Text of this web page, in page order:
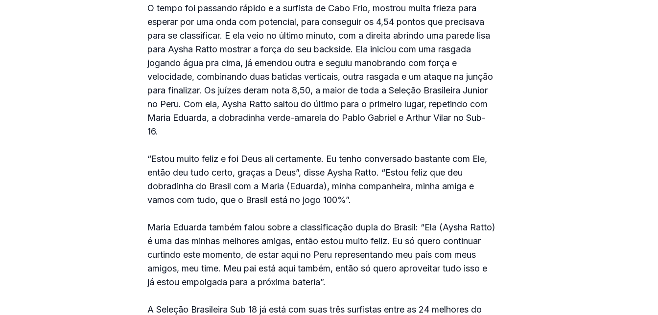
O tempo foi passando rápido e a surfista de Cabo Frio, mostrou muita frieza para
esperar por uma onda com potencial, para conseguir os 4,54 pontos que precisava
para se classificar. E ela veio no último minuto, com a direita abrindo uma parede lisa
para Aysha Ratto mostrar a força do seu backside. Ela iniciou com uma rasgada
jogando água pra cima, já emendou outra e seguiu manobrando com força e
velocidade, combinando duas batidas verticais, outra rasgada e um ataque na junção
para finalizar. Os juízes deram nota 8,50, a maior de toda a Seleção Brasileira Junior
no Peru. Com ela, Aysha Ratto saltou do último para o primeiro lugar, repetindo com
Maria Eduarda, a dobradinha verde-amarela do Pablo Gabriel e Arthur Vilar no Sub-
16.
“Estou muito feliz e foi Deus ali certamente. Eu tenho conversado bastante com Ele,
então deu tudo certo, graças a Deus”, disse Aysha Ratto. “Estou feliz que deu
dobradinha do Brasil com a Maria (Eduarda), minha companheira, minha amiga e
vamos com tudo, que o Brasil está no jogo 100%”.
Maria Eduarda também falou sobre a classificação dupla do Brasil: “Ela (Aysha Ratto)
é uma das minhas melhores amigas, então estou muito feliz. Eu só quero continuar
curtindo este momento, de estar aqui no Peru representando meu país com meus
amigos, meu time. Meu pai está aqui também, então só quero aproveitar tudo isso e
já estou empolgada para a próxima bateria”.
A Seleção Brasileira Sub 18 já está com suas três surfistas entre as 24 melhores do